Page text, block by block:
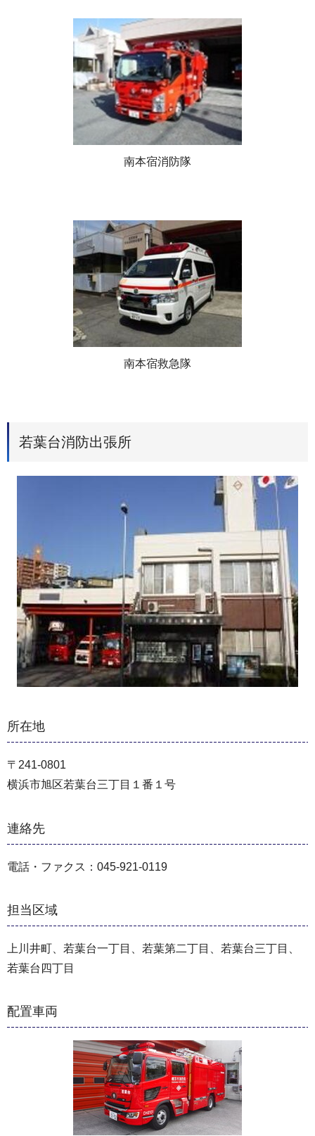
南本宿消防隊
南本宿救急隊
若葉台消防出張所
所在地
〒241-0801
横浜市旭区若葉台三丁目１番１号
連絡先
電話・ファクス：045-921-0119
担当区域
上川井町、若葉台一丁目、若葉第二丁目、若葉台三丁目、
若葉台四丁目
配置車両